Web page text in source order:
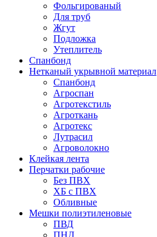
Фольгированый
Для труб
Жгут
Подложка
Утеплитель
Спанбонд
Нетканый укрывной материал
Спанбонд
Агроспан
Агротекстиль
Агроткань
Агротекс
Лутрасил
Агроволокно
Клейкая лента
Перчатки рабочие
Без ПВХ
ХБ с ПВХ
Обливные
Мешки полиэтиленовые
ПВД